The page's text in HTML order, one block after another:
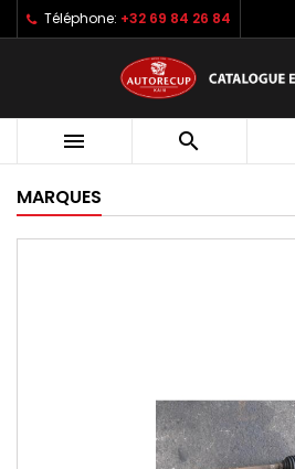
Téléphone: +32 69 84 26 84
 
MARQUES